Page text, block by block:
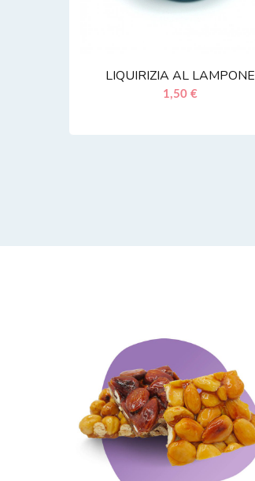
LIQUIRIZIA AL LAMPONE
1,50 €